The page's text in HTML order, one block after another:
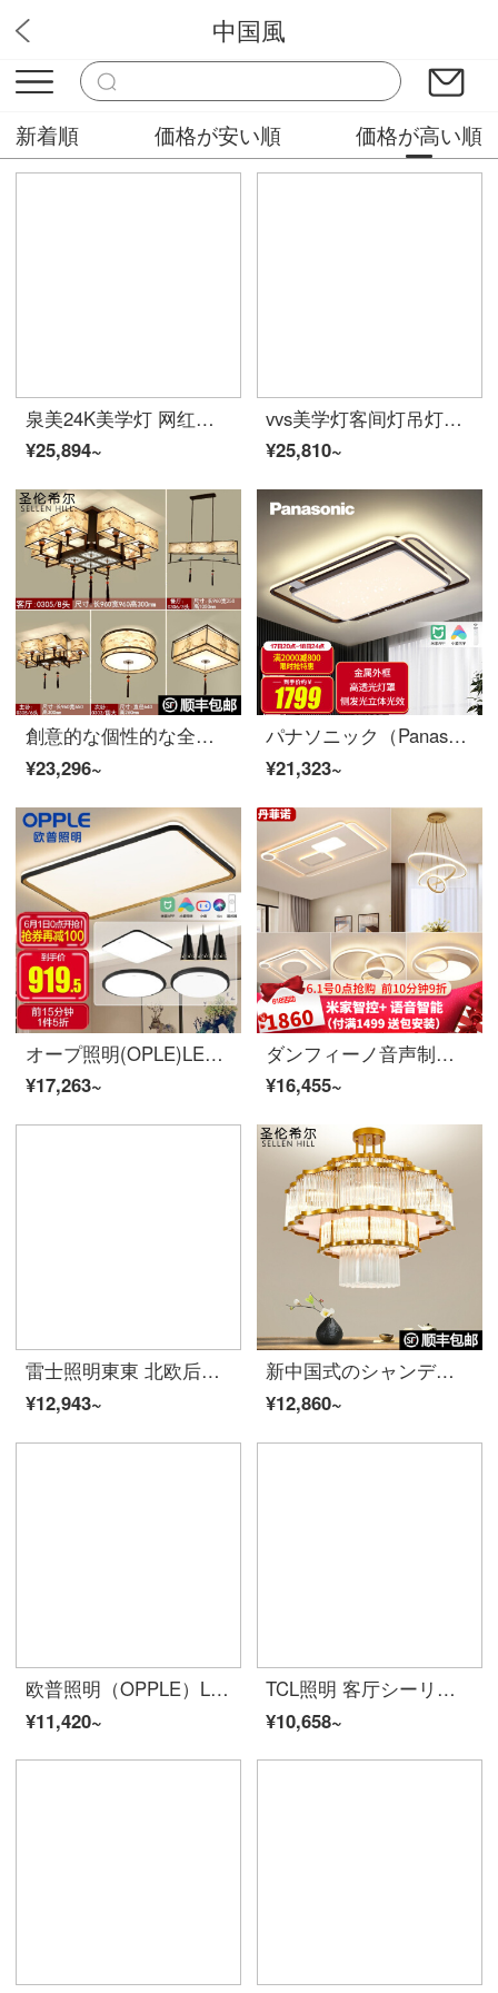
ピカピカ照明
中国風
新着順 価格が安い順 価格が高い順
泉美24K美学灯 网红款三室两厅吊灯led北欧ランプ套餐卧室灯简约現代家用餐厅创意个性大气客厅灯z4 套餐8：三室两厅无极遥控【包安装到手价2899】
¥25,894~
vvs美学灯客间灯吊灯ランプランプセット軽奢个性创意北欧客间吊灯卡斯米索温暖浪漫led客间大灯灯灯灯装三室二厅三色变光【包装+手取り価格2888】
¥25,810~
創意的な個性的な全屋セットランプレストランライト現代簡単で新しい中国式吸天井灯LED大気寝室中国風吸天井灯客間吸天井灯組合せ灯新中国式セット照明器具全屋セット
¥23,296~
パナソニック（Panasonic）シリングライトリビングライトインテグレーション米家app制御現代簡略LEDシリングライト105 W羽根影リビングライトHHXSX 305
¥21,323~
オープ照明(OPLE)LEDシーリングライトファッション北欧简约超薄型リビングルームレストランランプレライトセットイオーディオボックス/AI智控調光品见黒
¥17,263~
ダンフィーノ音声制御灯小米愛インティンダイニングレストランシーリング全屋ライティングセット現代簡約家電家用四室三室家居灯店長オススメコース1(三室両庁)客間ランプ110*70 cm WIFI版音声イリングリングセット(音声+携帯電話+リモコン+普通)。
¥16,455~
雷士照明東東 北欧后現代客厅灯简约大气シーリングライト温馨卧室餐厅灯创意个性ledランプ灯飾
¥12,943~
新中国式のシャンデリアは豪華な水晶のシャンデリアを軽くして、雰囲気のリビングルームの水晶灯レストランの個室の部屋の中でシャンデリアの別荘の複式楼のシャンデリア工事を注文して注文して予約してホールのホテルの会所のシャンデリアの金色-600-三色の光を変えます。
¥12,860~
欧普照明（OPPLE）LEDシーリングライト客厅灯 时尚北欧简约超薄客厅卧室餐厅ランプ灯飾套餐 インテリジェント音箱/AI智控调光 冰玉
¥11,420~
TCL照明 客厅シーリングライト具套餐led后現代北欧大气简约卧室灯魔影系列【套餐以赠品形式体现】 魔影-客厅96*2W无极调光三室两厅套餐A
¥10,658~